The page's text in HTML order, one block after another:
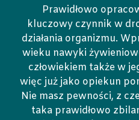
Prawidłowo
kluczowy czynnik w
działania organizmu.
wieku nawyki
człowiekiem także w
więc już jako opiekun
Nie masz pewności, z
taka prawidłowo